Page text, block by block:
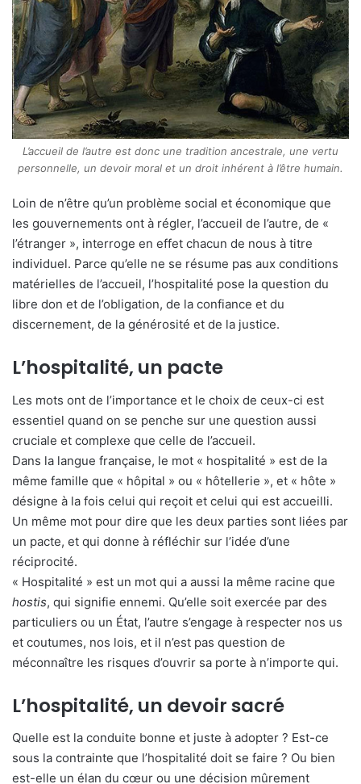
L’accueil de l’autre est donc une tradition ancestrale, une vertu
personnelle, un devoir moral et un droit inhérent à l’être humain.
Loin de n’être qu’un problème social et économique que
les gouvernements ont à régler, l’accueil de l’autre, de «
l’étranger », interroge en effet chacun de nous à titre
individuel. Parce qu’elle ne se résume pas aux conditions
matérielles de l’accueil, l’hospitalité pose la question du
libre don et de l’obligation, de la confiance et du
discernement, de la générosité et de la justice.
L’hospitalité, un pacte
Les mots ont de l’importance et le choix de ceux-ci est
essentiel quand on se penche sur une question aussi
cruciale et complexe que celle de l’accueil.
Dans la langue française, le mot « hospitalité » est de la
même famille que « hôpital » ou « hôtellerie », et « hôte »
désigne à la fois celui qui reçoit et celui qui est accueilli.
Un même mot pour dire que les deux parties sont liées par
un pacte, et qui donne à réfléchir sur l’idée d’une
réciprocité.
« Hospitalité » est un mot qui a aussi la même racine que
hostis, qui signifie ennemi. Qu’elle soit exercée par des
particuliers ou un État, l’autre s’engage à respecter nos us
et coutumes, nos lois, et il n’est pas question de
méconnaître les risques d’ouvrir sa porte à n’importe qui.
L’hospitalité, un devoir sacré
Quelle est la conduite bonne et juste à adopter ? Est-ce
sous la contrainte que l’hospitalité doit se faire ? Ou bien
est-elle un élan du cœur ou une décision mûrement